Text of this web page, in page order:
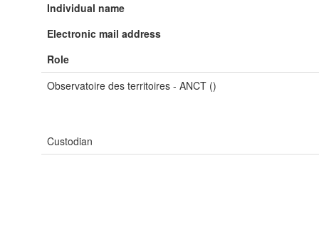
Individual name
Electronic mail address
Role
Observatoire des territoires - ANCT ()
Custodian